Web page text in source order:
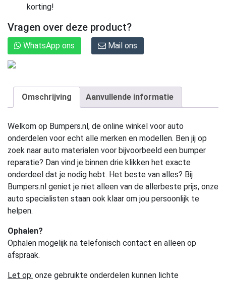
korting!
Vragen over deze product?
WhatsApp ons Mail ons
Omschrijving Aanvullende informatie
Welkom op Bumpers.nl, de online winkel voor auto
onderdelen voor echt alle merken en modellen. Ben jij op
zoek naar auto materialen voor bijvoorbeeld een bumper
reparatie? Dan vind je binnen drie klikken het exacte
onderdeel dat je nodig hebt. Het beste van alles? Bij
Bumpers.nl geniet je niet alleen van de allerbeste prijs, onze
auto specialisten staan ook klaar om jou persoonlijk te
helpen.
Ophalen?
Ophalen mogelijk na telefonisch contact en alleen op
afspraak.
Let op: onze gebruikte onderdelen kunnen lichte